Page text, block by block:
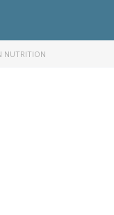
NUTRITION